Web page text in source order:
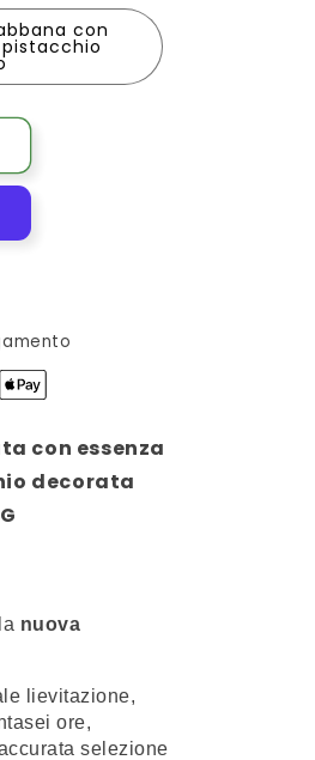
con
con essenza
decorata
nuova
lievitazione,
ore,
selezione